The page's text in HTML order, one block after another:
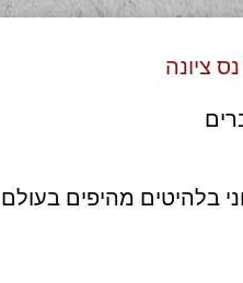
ציונה
בלהיטים מהיפים בעולם